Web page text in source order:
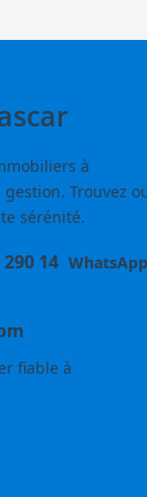
à
Trouvez
sérénité.
14 WhatsApp
fiable à